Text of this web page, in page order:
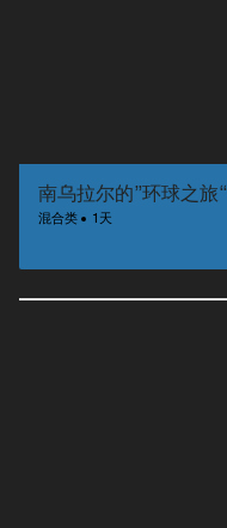
南乌拉尔的”环球之旅“
混合类 1天